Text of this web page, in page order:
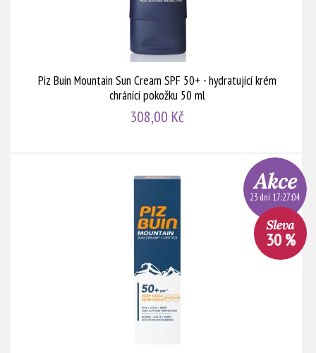
Piz Buin Mountain Sun Cream SPF 50+ - hydratující krém
chránící pokožku 50 ml
308,00 Kč
23 dní 17:27:03
30 %